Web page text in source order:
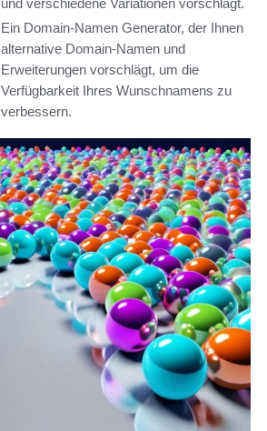
und verschiedene Variationen vorschlägt.
Ein Domain-Namen Generator, der Ihnen
alternative Domain-Namen und
Erweiterungen vorschlägt, um die
Verfügbarkeit Ihres Wunschnamens zu
verbessern.